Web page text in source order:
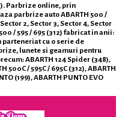
Parbrize online, prin
parbrize auto ABARTH 500 /
2, Sector 3, Sector 4, Sector
/ 595 / 695 (312) fabricat in anii:
cu o serie de
lunete si geamuri pentru
ABARTH 124 Spider (348),
500C / 595C / 695C (312), ABARTH
(199), ABARTH PUNTO EVO